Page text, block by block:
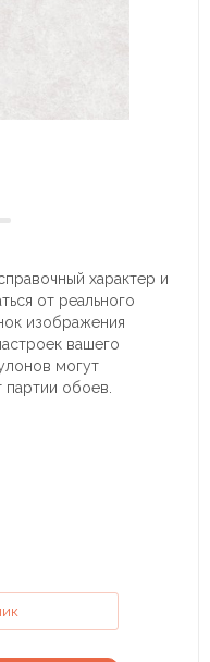
характер и
от реального
изображения
вашего
могут
партии обоев.